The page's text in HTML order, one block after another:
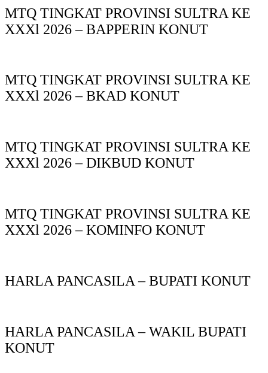
MTQ TINGKAT PROVINSI SULTRA KE
XXXl 2026 – BAPPERIN KONUT
MTQ TINGKAT PROVINSI SULTRA KE
XXXl 2026 – BKAD KONUT
MTQ TINGKAT PROVINSI SULTRA KE
XXXl 2026 – DIKBUD KONUT
MTQ TINGKAT PROVINSI SULTRA KE
XXXl 2026 – KOMINFO KONUT
HARLA PANCASILA – BUPATI KONUT
HARLA PANCASILA – WAKIL BUPATI
KONUT